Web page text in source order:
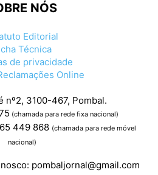
NÓS
Editorial
Técnica
de privacidade
Online
nº2, 3100-467, Pombal.
(chamada para rede fixa nacional)
449 868 (chamada para rede móvel
nacional)
pombaljornal@gmail.com